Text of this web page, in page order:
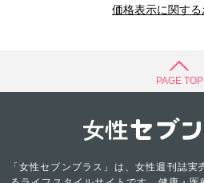
価格表示に関す
PAGE TOP
「女性セブンプラス」は、女性週刊誌